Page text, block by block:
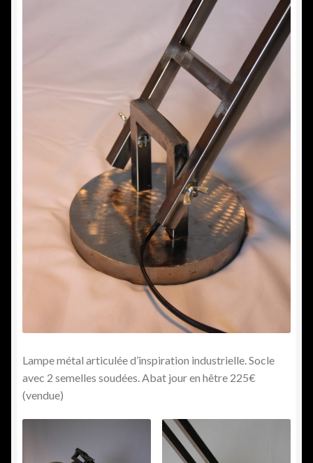
Lampe métal articulée d’inspiration industrielle. Socle
avec 2 semelles soudées. Abat jour en hêtre 225€
(vendue)